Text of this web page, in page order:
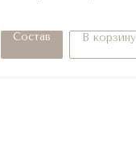
Состав В корзину